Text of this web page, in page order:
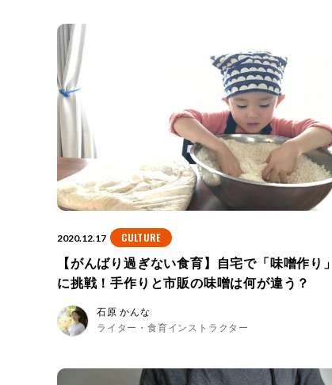
2020.12.17
CULTURE
【がんばり過ぎない食育】自宅で「味噌作り」
に挑戦！手作りと市販の味噌は何が違う？
石原 かんな
ライター・食育インストラクター